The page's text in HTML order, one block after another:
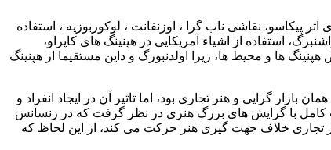
پیکاسو، نقاشی ناب گرا ، اوزنفانت ، لوکوربوزیه ، استفاده
استفاده از اشیاء آمریکایی در هپنینگ های کاپراو،
ها و محیط ها، زیرا اولدنبورگ و داین مستقیما از هپنینگ
گرایی و هنر تجاری بود، اما تاثیر آن در ایجاد انفراد و
کامل با گرایش های بزرگ هنری در نظر گرفت که در رنسانس
تجاری خلاف جهت گیری هنر حرکت می کند، از این لحاظ که